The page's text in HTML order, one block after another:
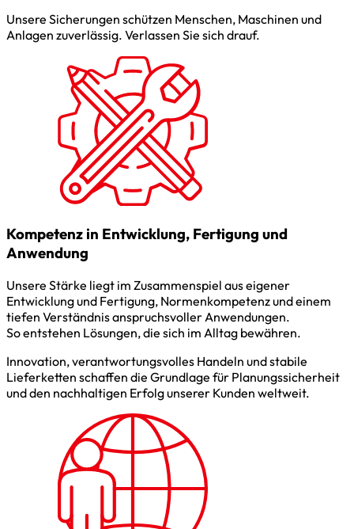
Unsere Sicherungen schützen Menschen, Maschinen und
Anlagen zuverlässig. Verlassen Sie sich drauf.
Kompetenz in Entwicklung, Fertigung und
Anwendung
Unsere Stärke liegt im Zusammenspiel aus eigener
Entwicklung und Fertigung, Normenkompetenz und einem
tiefen Verständnis anspruchsvoller Anwendungen.
So entstehen Lösungen, die sich im Alltag bewähren.
Innovation, verantwortungsvolles Handeln und stabile
Lieferketten schaffen die Grundlage für Planungssicherheit
und den nachhaltigen Erfolg unserer Kunden weltweit.